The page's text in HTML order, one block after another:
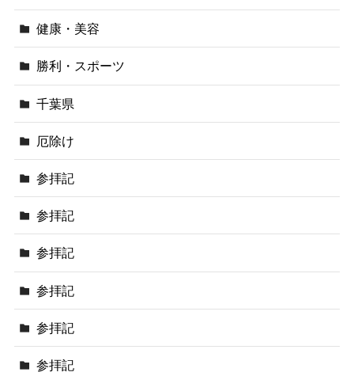
健康・美容
勝利・スポーツ
千葉県
厄除け
参拝記
参拝記
参拝記
参拝記
参拝記
参拝記